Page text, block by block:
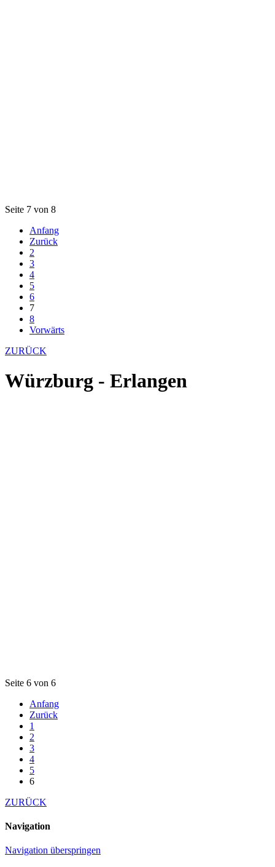
Seite 7 von 8
Anfang
Zurück
2
3
4
5
6
7
8
Vorwärts
ZURÜCK
Würzburg - Erlangen
Seite 6 von 6
Anfang
Zurück
1
2
3
4
5
6
ZURÜCK
Navigation
Navigation überspringen